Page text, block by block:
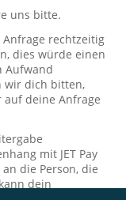
uns bitte.
rechtzeitig
dies würde einen
Aufwand
wir dich bitten,
deine Anfrage
mit JET Pay
die Person, die
dein